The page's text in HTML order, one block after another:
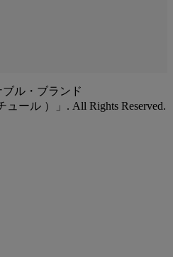
ル・ブランド
ール ）」. All Rights Reserved.